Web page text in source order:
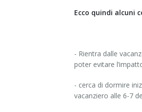
Ecco quindi alcuni
- Rientra dalle
poter evitare
- cerca di dormire
vacanziero alle 6-7